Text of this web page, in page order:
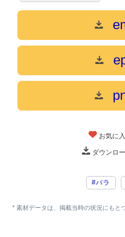
お気に
ダウンロ
#バラ
* 素材データは、掲載当時の状況にもと